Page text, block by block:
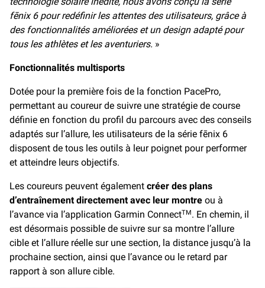
fēnix 6 pour redéfinir les attentes des utilisateurs, grâce à
des fonctionnalités améliorées et un design adapté pour
tous les athlètes et les aventuriers. »
Fonctionnalités multisports
Dotée pour la première fois de la fonction PacePro,
permettant au coureur de suivre une stratégie de course
définie en fonction du profil du parcours avec des conseils
adaptés sur l’allure, les utilisateurs de la série fēnix 6
disposent de tous les outils à leur poignet pour performer
et atteindre leurs objectifs.
Les coureurs peuvent également créer des plans
d’entraînement directement avec leur montre ou à
l’avance via l’application Garmin ConnectTM. En chemin, il
est désormais possible de suivre sur sa montre l’allure
cible et l’allure réelle sur une section, la distance jusqu’à la
prochaine section, ainsi que l’avance ou le retard par
rapport à son allure cible.